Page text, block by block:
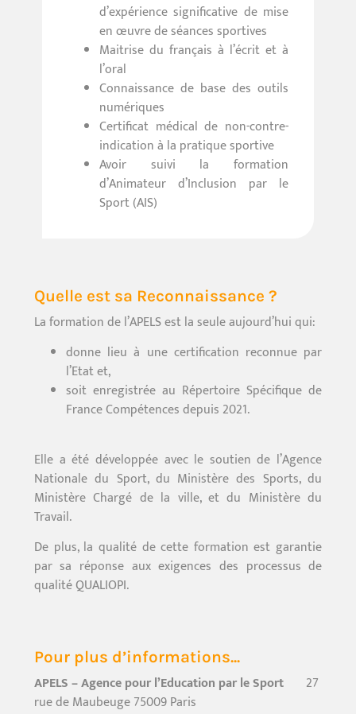
d’expérience significative de mise
en œuvre de séances sportives
Maitrise du français à l’écrit et à
l’oral
Connaissance de base des outils
numériques
Certificat médical de non-contre-
indication à la pratique sportive
Avoir suivi la formation
d’Animateur d’Inclusion par le
Sport (AIS)
Quelle est sa Reconnaissance ?
La formation de l’APELS est la seule aujourd’hui qui:
donne lieu à une certification reconnue par
l’Etat et,
soit enregistrée au Répertoire Spécifique de
France Compétences depuis 2021.
Elle a été développée avec le soutien de l’Agence
Nationale du Sport, du Ministère des Sports, du
Ministère Chargé de la ville, et du Ministère du
Travail.
De plus, la qualité de cette formation est garantie
par sa réponse aux exigences des processus de
qualité QUALIOPI.
Pour plus d’informations...
APELS – Agence pour l’Education par le Sport 27
rue de Maubeuge 75009 Paris